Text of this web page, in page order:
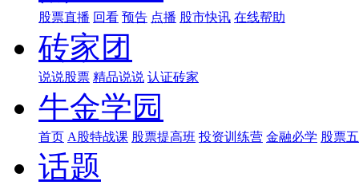
股票直播 回看 预告 点播 股市快讯 在线帮助
砖家团
说说股票 精品说说 认证砖家
牛金学园
首页 A股特战课 股票提高班 投资训练营 金融必学 股票
话题